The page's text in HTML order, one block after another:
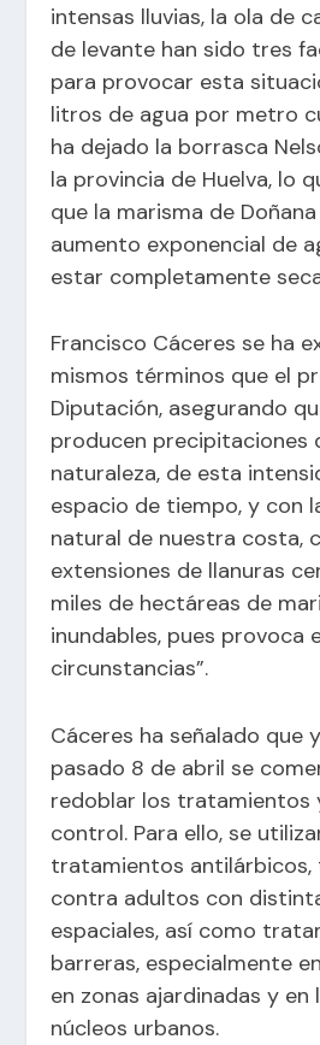
intensas lluvias, la ola de
de levante han sido tres
para provocar esta
litros de agua por metro
ha dejado la borrasca
la provincia de Huelva, lo
que la marisma de
aumento exponencial de
estar completamente
Francisco Cáceres se ha
mismos términos que el
Diputación, asegurando
producen precipitaciones
naturaleza, de esta
espacio de tiempo, y con
natural de nuestra costa,
extensiones de llanuras
miles de hectáreas de
inundables, pues provoca
circunstancias”.
Cáceres ha señalado que
pasado 8 de abril se
redoblar los tratamientos
control. Para ello, se
tratamientos
contra adultos con
espaciales, así como
barreras, especialmente
en zonas ajardinadas y en
núcleos urbanos.